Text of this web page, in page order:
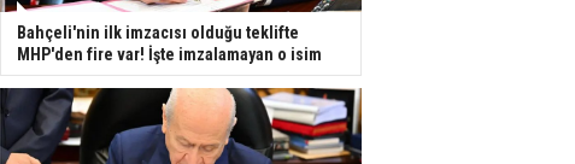
Bahçeli'nin ilk imzacısı olduğu teklifte
MHP'den fire var! İşte imzalamayan o isim